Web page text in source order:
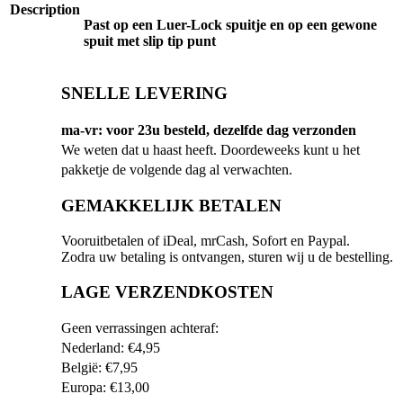
Description
Past op een Luer-Lock spuitje en op een gewone
spuit met slip tip punt
SNELLE LEVERING
ma-vr: voor 23u besteld, dezelfde dag verzonden
We weten dat u haast heeft. Doordeweeks kunt u het
pakketje de volgende dag al verwachten.
GEMAKKELIJK BETALEN
Vooruitbetalen of iDeal, mrCash, Sofort en Paypal.
Zodra uw betaling is ontvangen, sturen wij u de bestelling.
LAGE VERZENDKOSTEN
Geen verrassingen achteraf:
Nederland: €4,95
België: €7,95
Europa: €13,00